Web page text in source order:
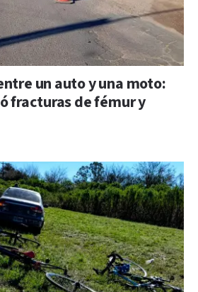
un auto y una moto:
fracturas de fémur y